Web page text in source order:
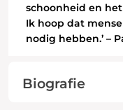
schoonheid en
Ik hoop dat
nodig hebben.’ –
Biografie